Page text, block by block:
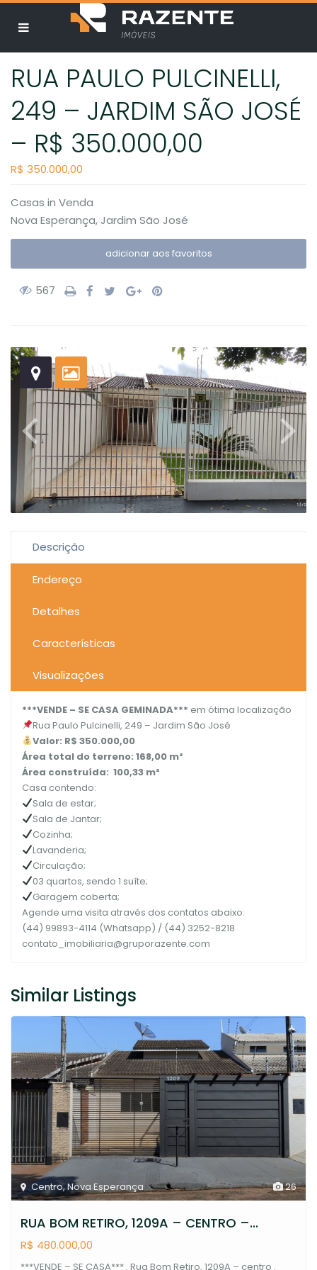
RUA PAULO PULCINELLI,
249 – JARDIM SÃO JOSÉ
– R$ 350.000,00
R$ 350.000,00
Casas in Venda
Nova Esperança,Jardim São José
adicionar aos favoritos
567
Descrição
Endereço
Detalhes
Características
Visualizações
***VENDE – SE CASA GEMINADA*** em ótima localização
Rua Paulo Pulcinelli, 249 – Jardim São José
Valor: R$ 350.000,00
Área total do terreno: 168,00 m²
Área construída: 100,33 m²
Casa contendo:
Sala de estar;
Sala de Jantar;
Cozinha;
Lavanderia;
Circulação;
03 quartos, sendo 1 suíte;
Garagem coberta;
Agende uma visita através dos contatos abaixo:
(44) 99893-4114 (Whatsapp) / (44) 3252-8218
contato_imobiliaria@gruporazente.com
Similar Listings
26
Centro,Nova Esperança
RUA BOM RETIRO, 1209A – CENTRO –...
R$ 480.000,00
***VENDE – SE CASA*** . Rua Bom Retiro, 1209A – centro .